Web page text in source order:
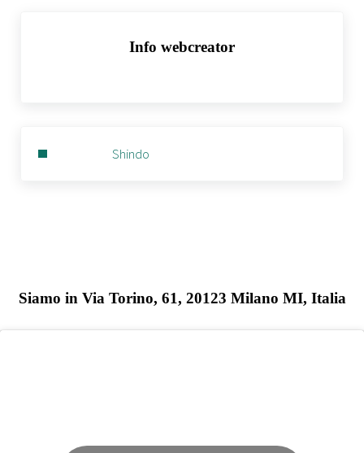
Info webcreator
Shindo
Siamo in Via Torino, 61, 20123 Milano MI, Italia